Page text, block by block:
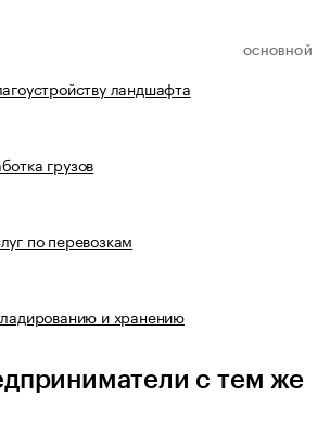
ОСНОВНОЙ
ландшафта
грузов
по перевозкам
и хранению
с тем же